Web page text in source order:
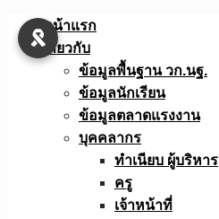
Skip
หน้าแรก
เกี่ยวกับ
ข้อมูลพื้นฐาน วก.นฐ.
ข้อมูลนักเรียน
ข้อมูลตลาดแรงงาน
บุคคลากร
ทำเนียบ ผู้บริหาร
ครู
เจ้าหน้าที่